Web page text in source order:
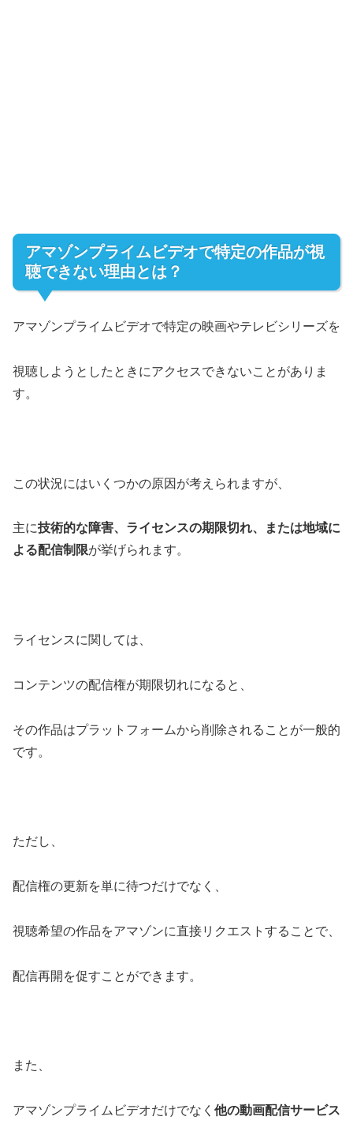
アマゾンプライムビデオで特定の作品が視
聴できない理由とは？
アマゾンプライムビデオで特定の映画やテレビシリーズを
視聴しようとしたときにアクセスできないことがありま
す。
この状況にはいくつかの原因が考えられますが、
主に技術的な障害、ライセンスの期限切れ、または地域に
よる配信制限が挙げられます。
ライセンスに関しては、
コンテンツの配信権が期限切れになると、
その作品はプラットフォームから削除されることが一般的
です。
ただし、
配信権の更新を単に待つだけでなく、
視聴希望の作品をアマゾンに直接リクエストすることで、
配信再開を促すことができます。
また、
アマゾンプライムビデオだけでなく 他の動画配信サービス